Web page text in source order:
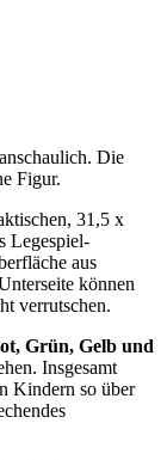
Die
Figur.
31,5 x
Legespiel-
aus
können
verrutschen.
Grün, Gelb und
Insgesamt
Kindern so über